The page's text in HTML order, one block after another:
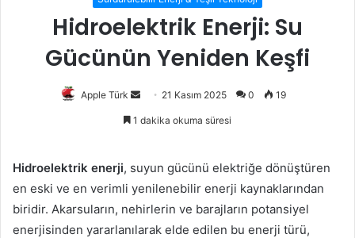
Hidroelektrik Enerji: Su
Gücünün Yeniden Keşfi
Apple Türk
Bir
21 Kasım 2025 0 19
1 dakika okuma süresi
Hidroelektrik enerji, suyun gücünü elektriğe dönüştüren
en eski ve en verimli yenilenebilir enerji kaynaklarından
biridir. Akarsuların, nehirlerin ve barajların potansiyel
enerjisinden yararlanılarak elde edilen bu enerji türü,